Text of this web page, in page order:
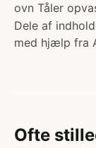
ovn Tåler
Dele af
med hjælp fra
Ofte